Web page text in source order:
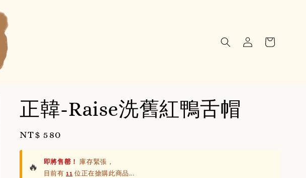
正韓-Raise洗舊紅鴨舌帽
Regular
price
NT$ 580
🔥 即將售罄！
庫存緊張，
目前有11 位正在搶購此商品...